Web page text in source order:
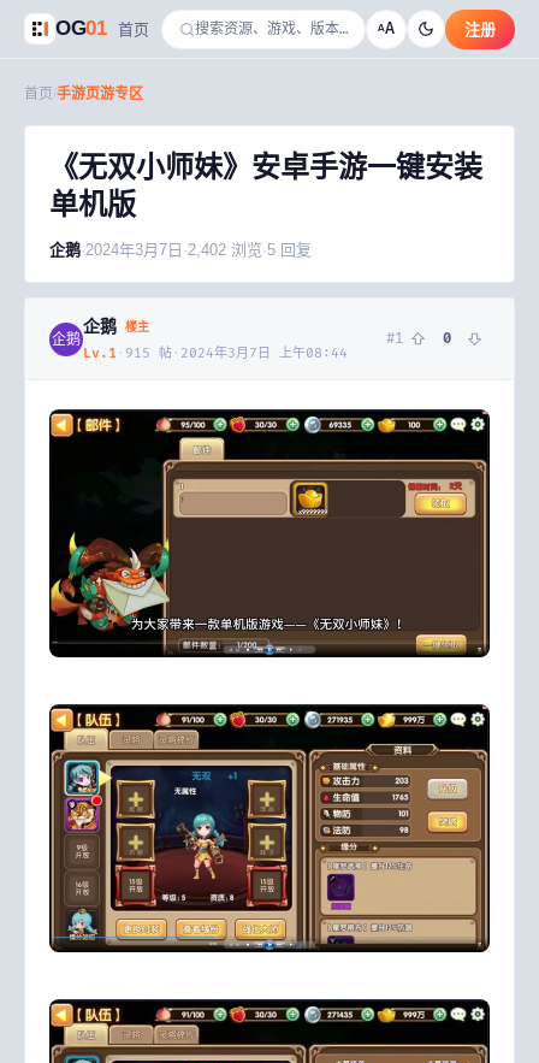
OG01 首页 AA 注册
首页 手游页游专区
《无双小师妹》安卓手游一键安装
单机版
企鹅·2024年3月7日 ·2,402 浏览·5 回复
企鹅
企鹅 楼主
Lv. 1 · 915 帖 · 2024年3月7日 上午08:44
#1 0